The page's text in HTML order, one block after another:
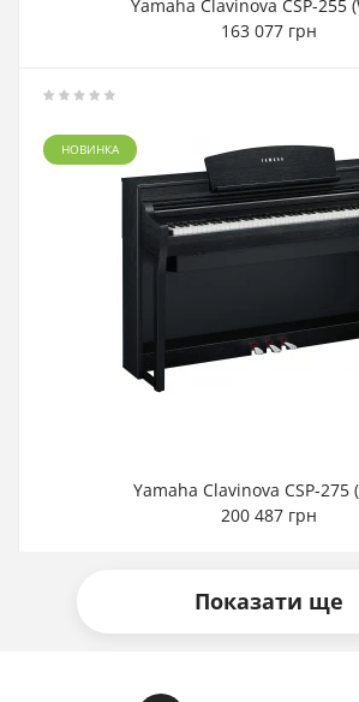
Yamaha Clavinova CSP-255
163 077 грн
НОВИНКА
Yamaha Clavinova CSP-275
200 487 грн
Показати ще